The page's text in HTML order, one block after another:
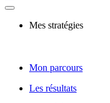
Mes stratégies
Mon parcours
Les résultats